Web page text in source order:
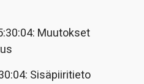
Muutokset
Sisäpiiritieto